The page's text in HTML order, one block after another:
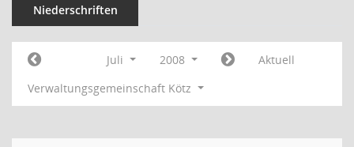
Niederschriften
Juli 2008
Aktuell
Verwaltungsgemeinschaft Kötz